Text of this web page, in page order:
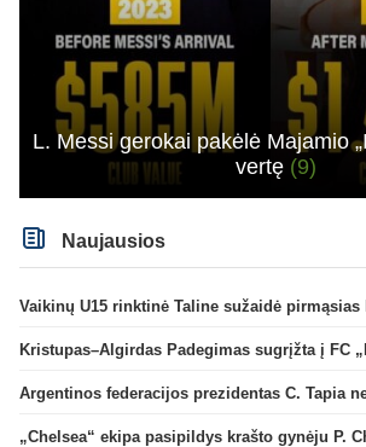
L. Messi gerokai pakėlė Majamio
vertę (9)
Naujausios
„Chelsea“ ekipa pasipildys krašto gynėju P.